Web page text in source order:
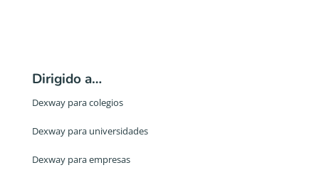
Dirigido a…
Dexway para colegios
Dexway para universidades
Dexway para empresas